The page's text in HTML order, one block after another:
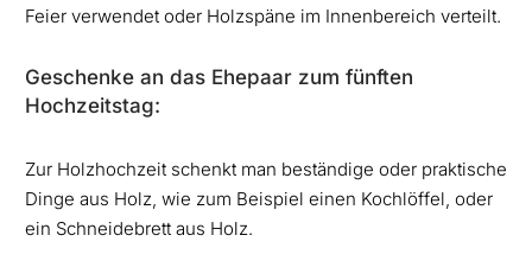
Feier verwendet oder Holzspäne im Innenbereich verteilt.
Geschenke an das Ehepaar zum fünften
Hochzeitstag:
Zur Holzhochzeit schenkt man beständige oder praktische
Dinge aus Holz, wie zum Beispiel einen Kochlöffel, oder
ein Schneidebrett aus Holz.